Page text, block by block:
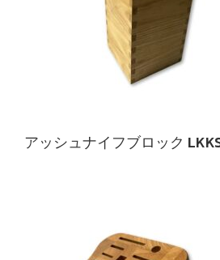
アッシュナイフブロック